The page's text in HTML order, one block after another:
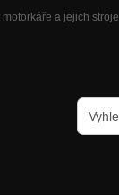
a jejich stroje